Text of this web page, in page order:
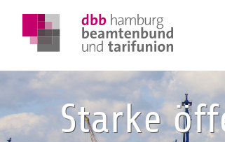
Starke